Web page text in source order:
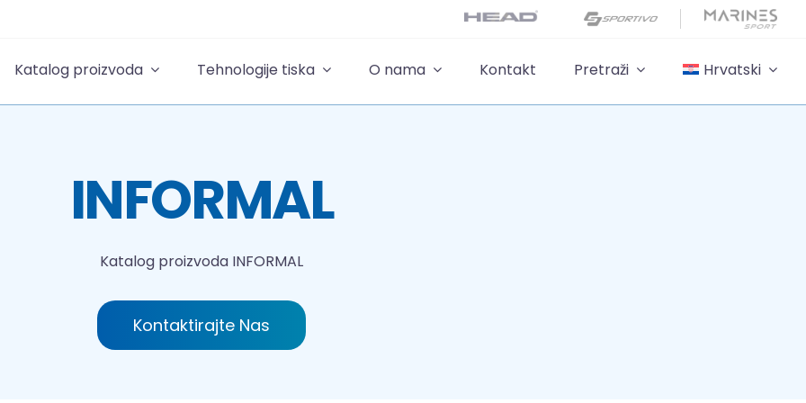
Katalog proizvoda Tehnologije tiska O nama Kontakt Pretraži Hrvatski
INFORMAL
Katalog proizvoda INFORMAL
Kontaktirajte Nas